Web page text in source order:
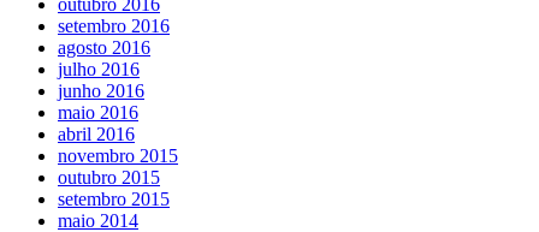
setembro 2016
agosto 2016
julho 2016
junho 2016
maio 2016
abril 2016
novembro 2015
outubro 2015
setembro 2015
maio 2014